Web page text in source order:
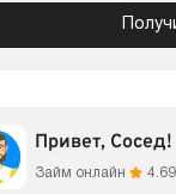
Привет, Сосед!
Займ онлайн 4.69